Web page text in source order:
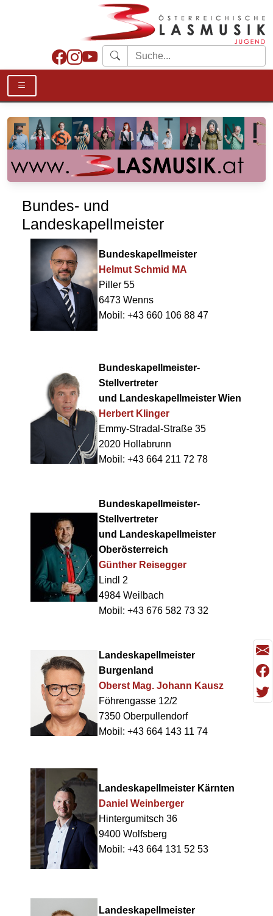
Bundes- und
Landeskapellmeister
Bundeskapellmeister
Helmut Schmid MA
Piller 55
6473 Wenns
Mobil: +43 660 106 88 47
Bundeskapellmeister-
Stellvertreter
und Landeskapellmeister Wien
Herbert Klinger
Emmy-Stradal-Straße 35
2020 Hollabrunn
Mobil: +43 664 211 72 78
Bundeskapellmeister-
Stellvertreter
und Landeskapellmeister
Oberösterreich
Günther Reisegger
Lindl 2
4984 Weilbach
Mobil: +43 676 582 73 32
Landeskapellmeister
Burgenland
Oberst Mag. Johann Kausz
Föhrengasse 12/2
7350 Oberpullendorf
Mobil: +43 664 143 11 74
Landeskapellmeister Kärnten
Daniel Weinberger
Hintergumitsch 36
9400 Wolfsberg
Mobil: +43 664 131 52 53
Landeskapellmeister